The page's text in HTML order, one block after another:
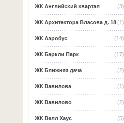
(3)
ЖК Английский квартал
(1)
ЖК Архитектора Власова д. 18
(14)
ЖК Аэробус
(17)
ЖК Баркли Парк
(2)
ЖК Ближняя дача
(1)
ЖК Вавилова
(2)
ЖК Вавилово
(5)
ЖК Велл Хаус